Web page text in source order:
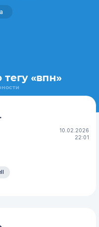
«впн»
10.02.2026
22:01